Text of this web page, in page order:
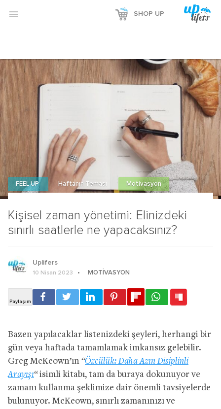
 SHOP UP
Kişisel zaman yönetimi: Elinizdeki
sınırlı saatlerle ne yapacaksınız?
FEEL UP Haftanın Teması Motivasyon
Uplifers
10 Nisan 2023 MOTIVASYON
Bazen yapılacaklar listenizdeki şeyleri, herhangi bir
gün veya haftada tamamlamak imkansız gelebilir.
Greg McKeown’ın “Özcülük: Daha Azın Disiplinli
Arayışı“isimli kitabı, tam da buraya dokunuyor ve
zamanı kullanma şeklimize dair önemli tavsiyelerde
bulunuyor. McKeown, sınırlı zamanınızı ve